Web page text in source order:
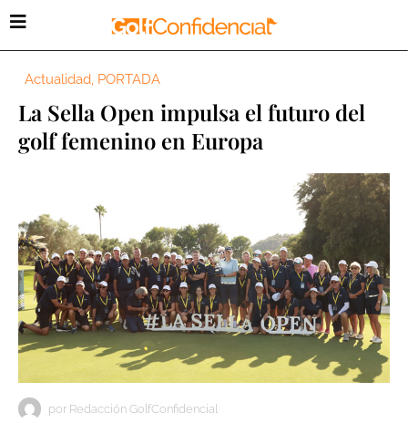
Actualidad, PORTADA
La Sella Open impulsa el futuro del
golf femenino en Europa
por Redacción GolfConfidencial